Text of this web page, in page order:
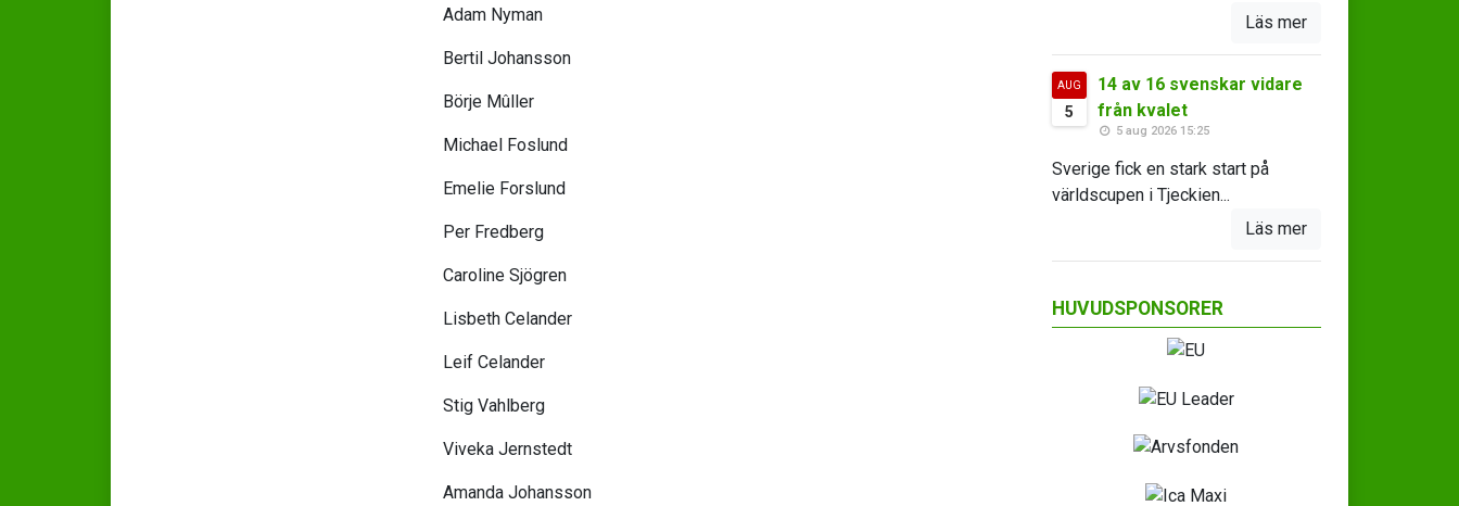
Adam Nyman
Bertil Johansson
Börje Mûller
Michael Foslund
Emelie Forslund
Per Fredberg
Caroline Sjögren
Lisbeth Celander
Leif Celander
Stig Vahlberg
Viveka Jernstedt
Amanda Johansson
Läs mer
AUG
5
14 av 16 svenskar vidare
från kvalet
5 aug 2026 15:25
Sverige fick en stark start på
världscupen i Tjeckien...
Läs mer
HUVUDSPONSORER